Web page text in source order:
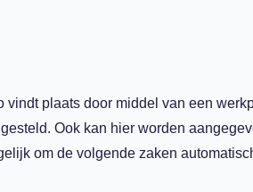
vindt plaats door middel van een
Ook kan hier worden
om de volgende zaken